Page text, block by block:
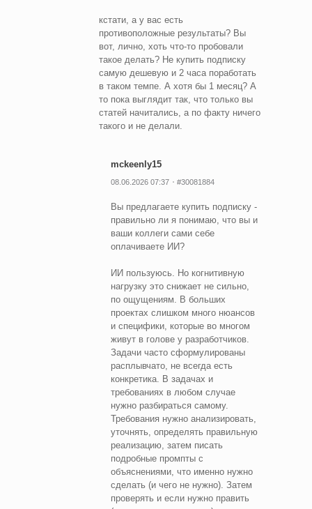
кстати, а у вас есть
противоположные результаты? Вы
вот, лично, хоть что-то пробовали
такое делать? Не купить подписку
самую дешевую и 2 часа поработать
в таком темпе. А хотя бы 1 месяц? А
то пока выглядит так, что только вы
статей начитались, а по факту ничего
такого и не делали.
mckeenly15
08.06.2026 07:37 #30081884
Вы предлагаете купить подписку -
правильно ли я понимаю, что вы и
ваши коллеги сами себе
оплачиваете ИИ?
ИИ пользуюсь. Но когнитивную
нагрузку это снижает не сильно,
по ощущениям. В больших
проектах слишком много нюансов
и специфики, которые во многом
живут в голове у разработчиков.
Задачи часто сформулированы
расплывчато, не всегда есть
конкретика. В задачах и
требованиях в любом случае
нужно разбираться самому.
Требования нужно анализировать,
уточнять, определять правильную
реализацию, затем писать
подробные промпты с
объяснениями, что именно нужно
сделать (и чего не нужно). Затем
проверять и если нужно править